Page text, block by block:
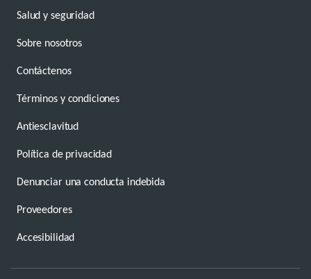
Salud y seguridad
Sobre nosotros
Contáctenos
Términos y condiciones
Antiesclavitud
Política de privacidad
Denunciar una conducta indebida
Proveedores
Accesibilidad